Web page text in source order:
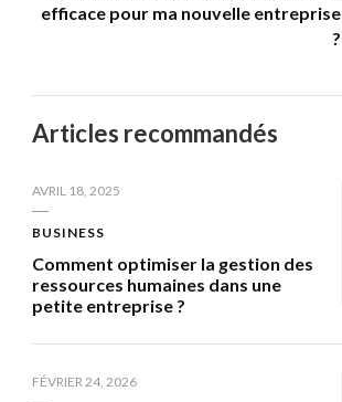
efficace pour ma nouvelle entreprise
?
Articles recommandés
AVRIL 18, 2025
BUSINESS
Comment optimiser la gestion des
ressources humaines dans une
petite entreprise ?
FÉVRIER 24, 2026